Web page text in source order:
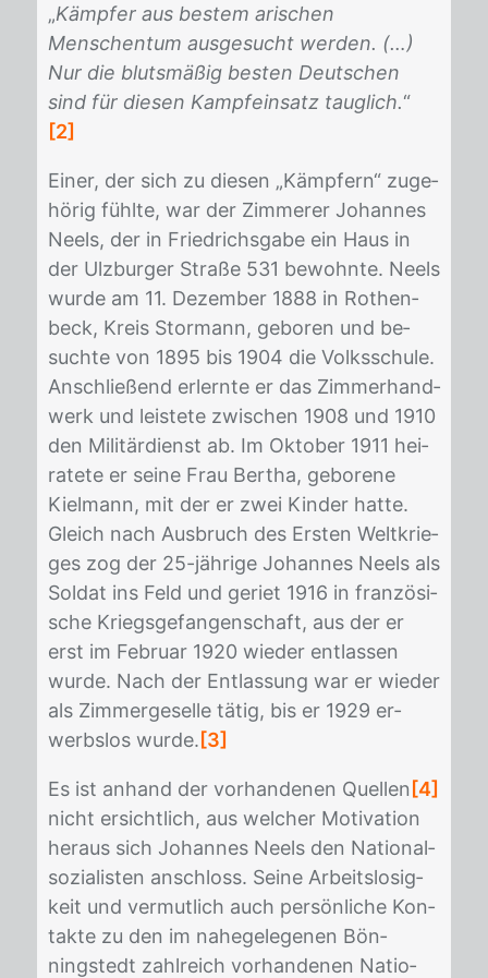
„Kämpfer aus bestem arischen
Menschentum ausgesucht werden. (…)
Nur die blutsmäßig besten Deutschen
sind für diesen Kampfeinsatz tauglich.“
[2]
Ei­ner, der sich zu die­sen „Kämp­fern“ zu­ge­
hö­rig fühl­te, war der Zim­me­rer Jo­han­nes
Neels, der in Fried­richs­ga­be ein Haus in
der Ulz­bur­ger Stra­ße 531 be­wohn­te. Neels
wur­de am 11. De­zem­ber 1888 in Ro­then­
beck, Kreis Stor­mann, ge­bo­ren und be­
such­te von 1895 bis 1904 die Volks­schu­le.
An­schlie­ßend er­lern­te er das Zim­mer­hand­
werk und leis­te­te zwi­schen 1908 und 1910
den Mi­li­tär­dienst ab. Im Ok­to­ber 1911 hei­
ra­te­te er sei­ne Frau Ber­tha, ge­bo­re­ne
Kiel­mann, mit der er zwei Kin­der hat­te.
Gleich nach Aus­bruch des Ers­ten Welt­krie­
ges zog der 25-jäh­ri­ge Jo­han­nes Neels als
Sol­dat ins Feld und ge­riet 1916 in fran­zö­si­
sche Kriegs­ge­fan­gen­schaft, aus der er
erst im Fe­bru­ar 1920 wie­der ent­las­sen
wur­de. Nach der Ent­las­sung war er wie­der
als Zim­mer­ge­sel­le tä­tig, bis er 1929 er­
werbs­los wur­de.[3]
Es ist an­hand der vor­han­de­nen Quel­len[4]
nicht er­sicht­lich, aus wel­cher Mo­ti­va­ti­on
her­aus sich Jo­han­nes Neels den Na­tio­nal­
so­zia­lis­ten an­schloss. Sei­ne Ar­beits­lo­sig­
keit und ver­mut­lich auch per­sön­li­che Kon­
tak­te zu den im na­he­ge­le­ge­nen Bön­
ningstedt zahl­reich vor­han­de­nen Na­tio­